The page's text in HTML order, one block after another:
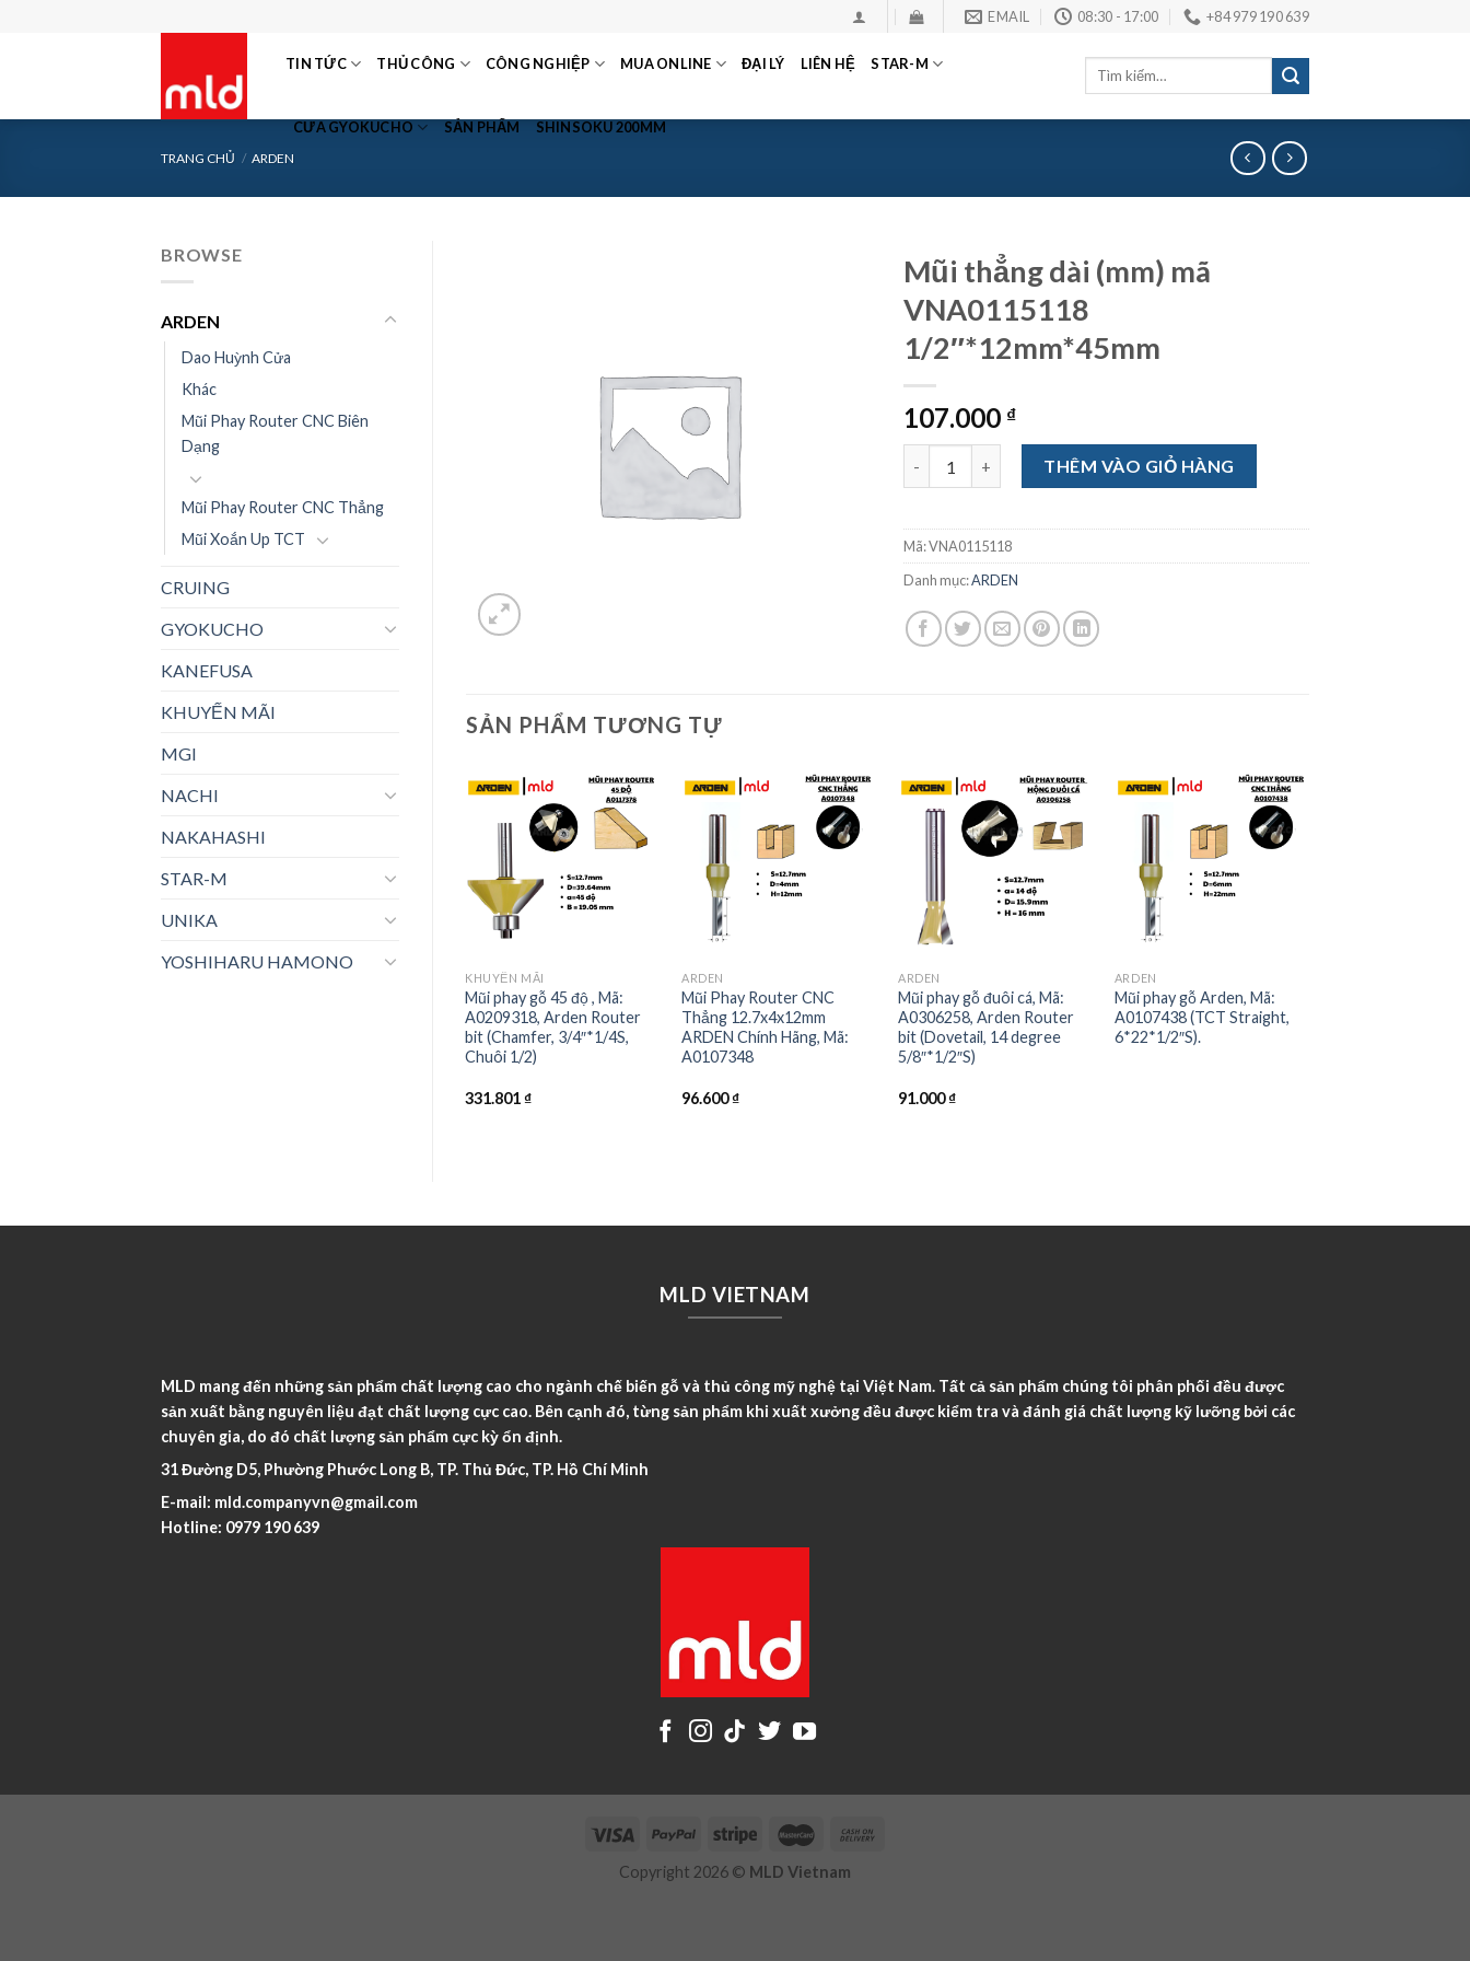
EMAIL 08:30 - 17:00 +84 979 190 639
TIN TỨC THỦ CÔNG CÔNG NGHIỆP MUA ONLINE ĐẠI LÝ LIÊN HỆ STAR-M
CƯA GYOKUCHO SẢN PHẨM SHINSOKU 200MM
Tìm
TRANG CHỦ / ARDEN
BROWSE
ARDEN
Dao Huỳnh Cửa
Khác
Mũi Phay Router CNC Biên
Dạng
Mũi Phay Router CNC Thẳng
Mũi Xoắn Up TCT
CRUING
GYOKUCHO
KANEFUSA
KHUYẾN MÃI
MGI
NACHI
NAKAHASHI
STAR-M
UNIKA
YOSHIHARU HAMONO
Mũi thẳng dài (mm) mã
VNA0115118
1/2″*12mm*45mm
107.000 ₫
Mũi thẳng dài (mm) mã VNA0115118 1/2"*12mm*45mm số lượng
THÊM VÀO GIỎ HÀNG
Mã:VNA0115118
Danh mục:ARDEN
SẢN PHẨM TƯƠNG TỰ
KHUYẾN MÃI
Mũi phay gỗ 45 độ , Mã:
A0209318, Arden Router
bit (Chamfer, 3/4″*1/4S,
Chuôi 1/2)
331.801₫
ARDEN
Mũi Phay Router CNC
Thẳng 12.7x4x12mm
ARDEN Chính Hãng, Mã:
A0107348
96.600₫
ARDEN
Mũi phay gỗ đuôi cá, Mã:
A0306258, Arden Router
bit (Dovetail, 14 degree
5/8″*1/2″S)
91.000₫
ARDEN
Mũi phay gỗ Arden, Mã:
A0107438 (TCT Straight,
6*22*1/2″S).
MLD VIETNAM
MLD mang đến những sản phẩm chất lượng cao cho ngành chế biến gỗ và thủ công mỹ nghệ tại Việt Nam. Tất cả sản phẩm chúng tôi phân phối đều được
sản xuất bằng nguyên liệu đạt chất lượng cực cao. Bên cạnh đó, từng sản phẩm khi xuất xưởng đều được kiểm tra và đánh giá chất lượng kỹ lưỡng bởi các
chuyên gia, do đó chất lượng sản phẩm cực kỳ ổn định.
31 Đường D5, Phường Phước Long B, TP. Thủ Đức, TP. Hồ Chí Minh
E-mail: mld.companyvn@gmail.com
Hotline: 0979 190 639
Copyright 2026 © MLD Vietnam